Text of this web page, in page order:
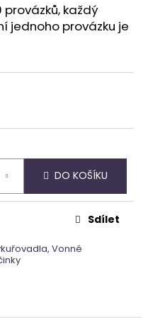
každý
jednoho provázku je
DO KOŠÍKU
Vonné
Sdílet